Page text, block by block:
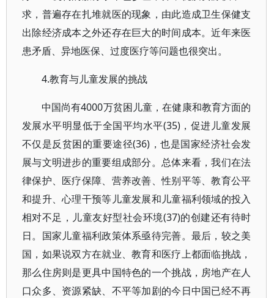
求，普遍存在扎堆就医的现象，由此造成卫生保健支
出除经济成本之外还存在巨大的时间成本。近年来医
患矛盾、异地医保、过度医疗等问题也很突出。
4.教育与儿童发展的挑战
中国尚有4000万贫困儿童，在健康和教育方面的
发展水平明显低于全国平均水平(35)，促进儿童发展
不仅是反贫困的重要途径(36)，也是国家经济社会发
展与文明进步的重要组成部分。总体来看，我们在法
律保护、医疗保障、营养改善、性别平等、教育公平
和提升、心理干预等儿童发展和儿童福利领域的投入
相对不足，儿童友好型社会环境(37)的创建还有待时
日。国家儿童福利政策体系亟待完善。最后，较之美
国，如果说双方在就业、教育和医疗上都面临挑战，
那么住房则是更具中国特色的一个挑战，房地产在人
口众多、资源紧缺、不平等加剧的今日中国已经不再